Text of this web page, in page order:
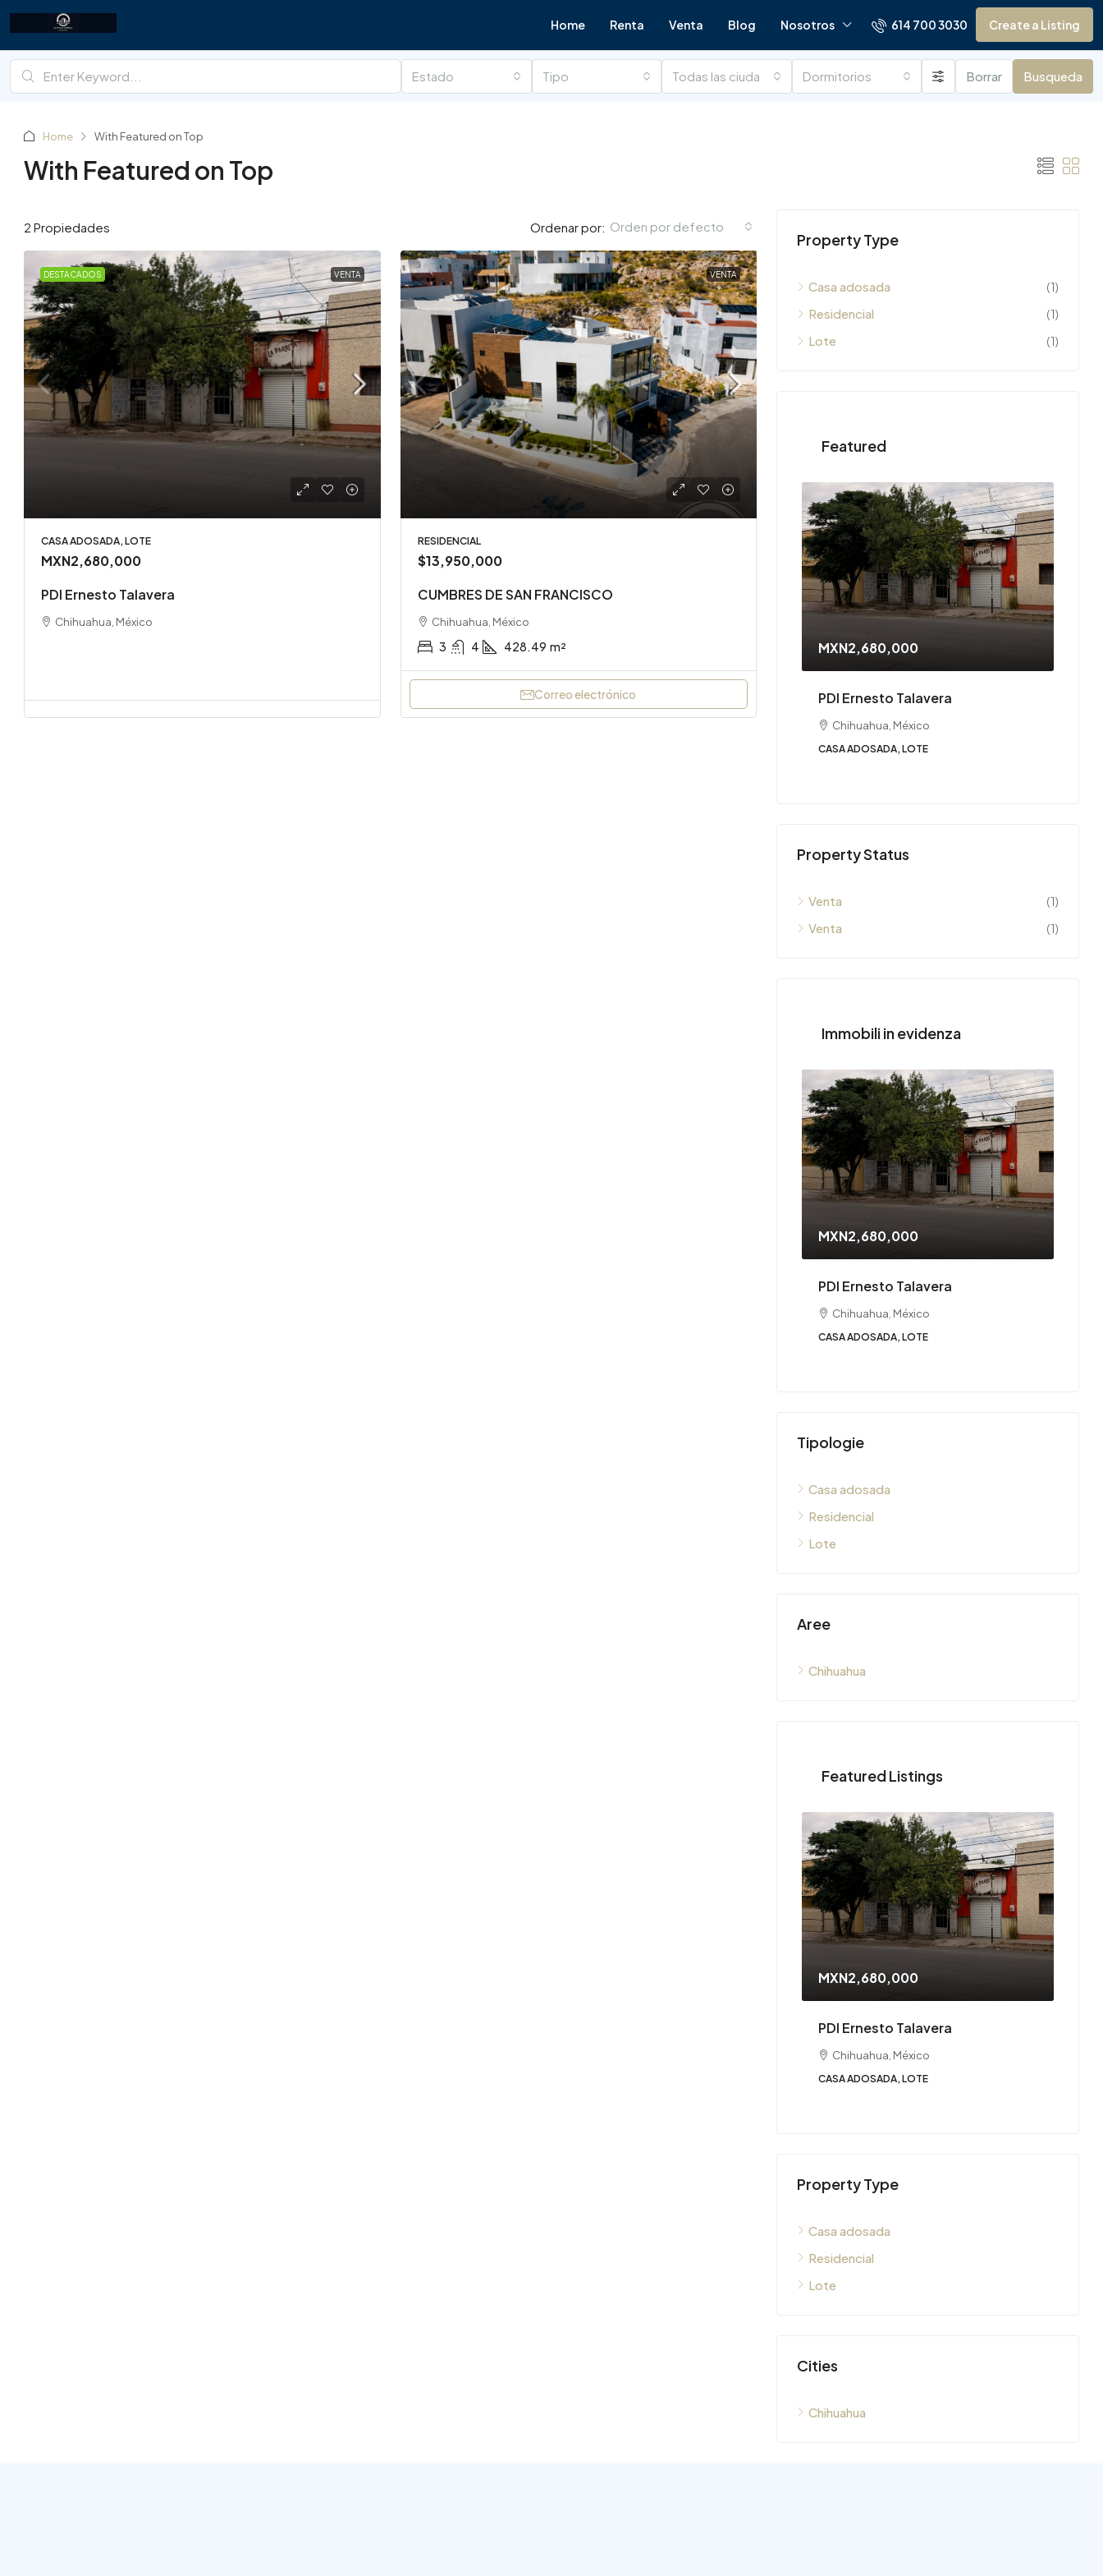
Home Renta Venta Blog Nosotros 614 700 3030 Create a Listing
Estado Tipo Todas las ciudades Dormitorios Borrar Busqueda
Home With Featured on Top
With Featured on Top
2 Propiedades Ordenar por: Orden por defecto
DESTACADOS VENTA
CASA ADOSADA, LOTE
MXN2,680,000
PDI Ernesto Talavera
Chihuahua, México
VENTA
RESIDENCIAL
$13,950,000
CUMBRES DE SAN FRANCISCO
Chihuahua, México
3 4 428.49 m²
Correo electrónico
Property Type
Casa adosada
(1)
Residencial
(1)
Lote
(1)
Featured
MXN2,680,000
PDI Ernesto Talavera
Chihuahua, México
CASA ADOSADA, LOTE
Property Status
Venta
(1)
Venta
(1)
Immobili in evidenza
MXN2,680,000
PDI Ernesto Talavera
Chihuahua, México
CASA ADOSADA, LOTE
Tipologie
Casa adosada
Residencial
Lote
Aree
Chihuahua
Featured Listings
MXN2,680,000
PDI Ernesto Talavera
Chihuahua, México
CASA ADOSADA, LOTE
Property Type
Casa adosada
Residencial
Lote
Cities
Chihuahua